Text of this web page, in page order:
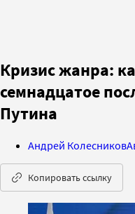
Кризис жанра:
семнадцатое
Путина
Андрей Колесников
Копировать ссылку